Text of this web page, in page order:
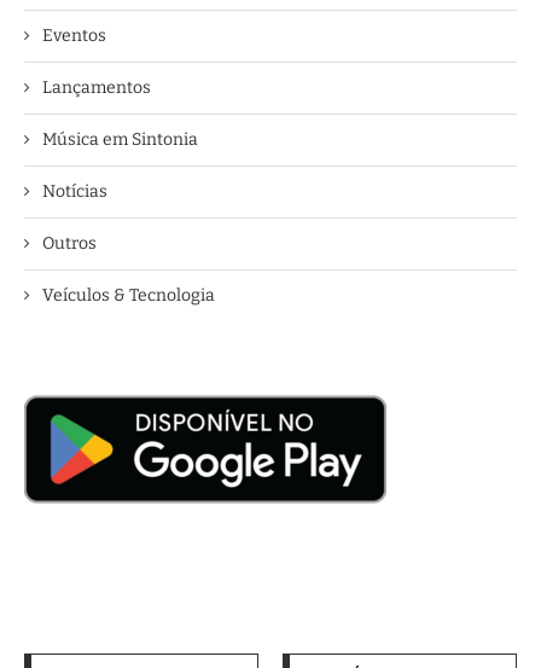
Eventos
Lançamentos
Música em Sintonia
Notícias
Outros
Veículos & Tecnologia